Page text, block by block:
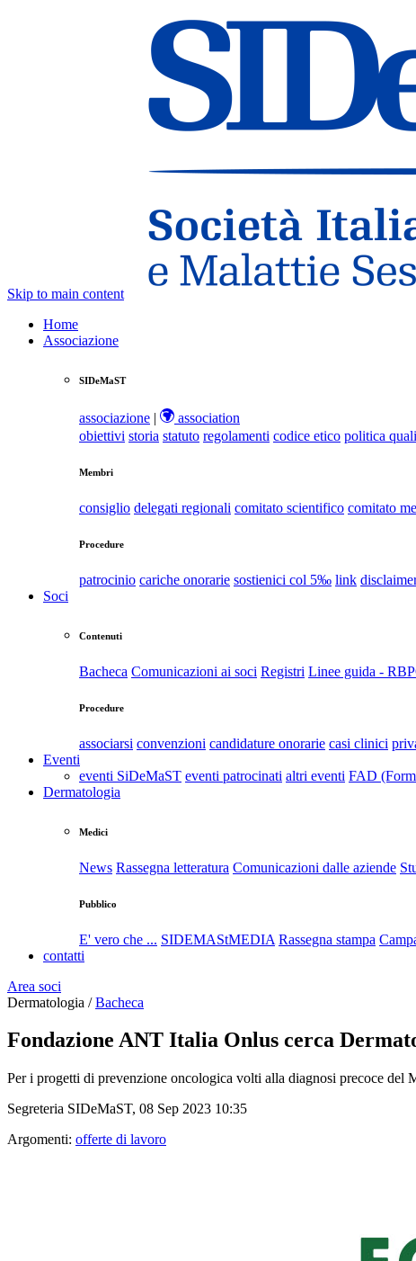
Skip to main content
Home
Associazione
SIDeMaST
associazione |
association
obiettivi storia statuto regolamenti codice etico politica
Membri
consiglio delegati regionali comitato scientifico comitato
Procedure
patrocinio cariche onorarie sostienici col 5‰ link
Soci
Contenuti
Bacheca Comunicazioni ai soci Registri Linee guida -
Procedure
associarsi convenzioni candidature onorarie casi clinici
Eventi
eventi SiDeMaST eventi patrocinati altri eventi FAD
Dermatologia
Medici
News Rassegna letteratura Comunicazioni dalle aziende
Pubblico
E' vero che ... SIDEMAStMEDIA Rassegna stampa
contatti
Area soci
Dermatologia /Bacheca
Fondazione ANT Italia Onlus cerca
Per i progetti di prevenzione oncologica volti alla diagnosi precoce
Segreteria SIDeMaST, 08 Sep 2023 10:35
Argomenti: offerte di lavoro